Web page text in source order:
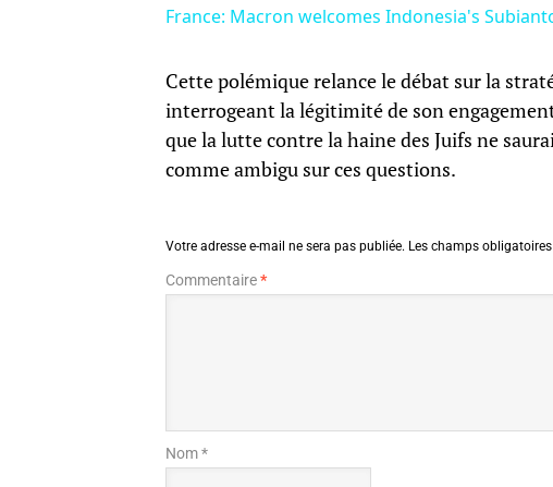
France: Macron welcomes Indonesia's
Cette polémique relance le débat sur la
interrogeant la légitimité de son
que la lutte contre la haine des Juifs ne
comme ambigu sur ces questions.
Votre adresse e-mail ne sera pas publiée. Les champs
Commentaire*
Nom *